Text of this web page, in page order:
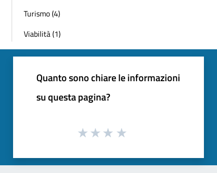
Turismo (4)
Viabilità (1)
Quanto sono chiare le informazioni
su questa pagina?